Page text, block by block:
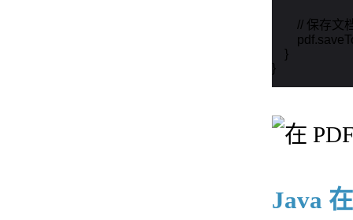
// 保存文
    }
}
Java